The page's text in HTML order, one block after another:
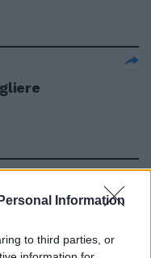
Information
to third parties, or